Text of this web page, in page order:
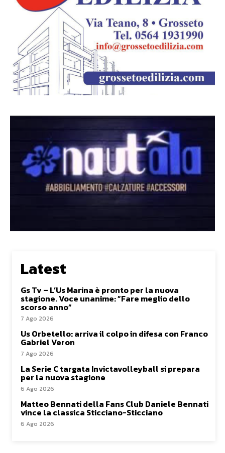
Latest
Gs Tv – L’Us Marina è pronto per la nuova
stagione. Voce unanime: ”Fare meglio dello
scorso anno”
7 Ago 2026
Us Orbetello: arriva il colpo in difesa con Franco
Gabriel Veron
7 Ago 2026
La Serie C targata Invictavolleyball si prepara
per la nuova stagione
6 Ago 2026
Matteo Bennati della Fans Club Daniele Bennati
vince la classica Sticciano-Sticciano
6 Ago 2026